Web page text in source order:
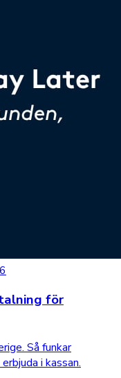
för
Så funkar
i kassan.